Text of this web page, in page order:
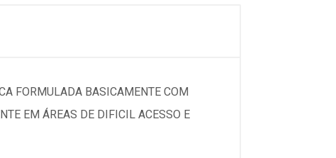
FORMULADA BASICAMENTE COM
EM ÁREAS DE DIFICIL ACESSO E